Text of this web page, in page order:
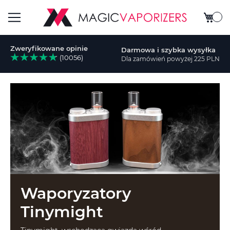
Przełącznik
Nav
Mój
Zweryfikowane opinie
(10056)
Darmowa i szybka wysyłka
Dla zamówień powyżej 225 PLN
Waporyzatory
Tinymight